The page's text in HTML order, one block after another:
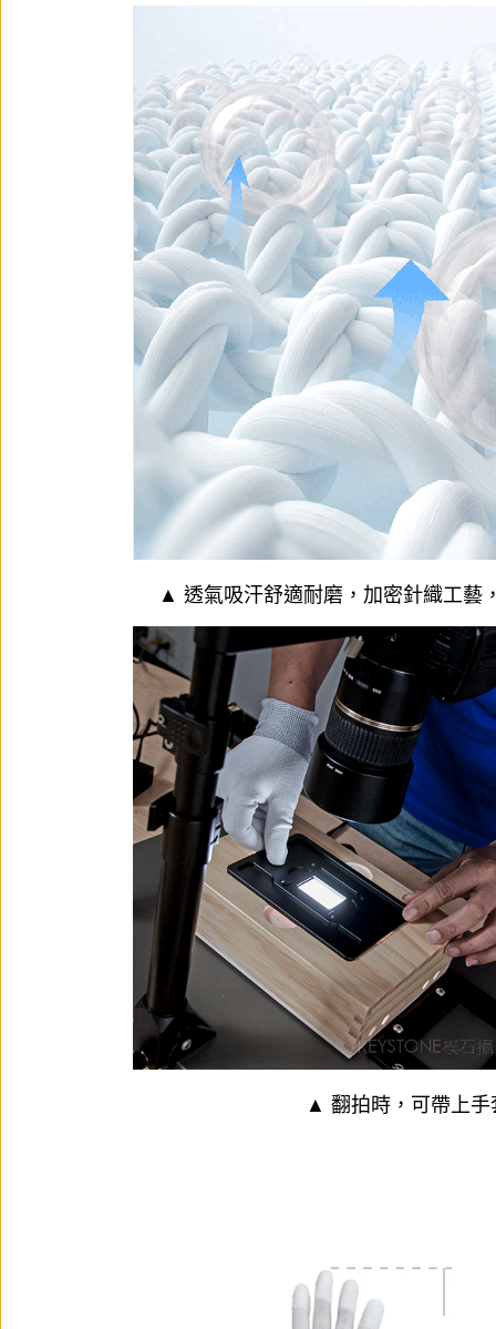
▲ 透氣吸汗舒適耐磨，加密針織工藝
▲ 翻拍時，可帶上手